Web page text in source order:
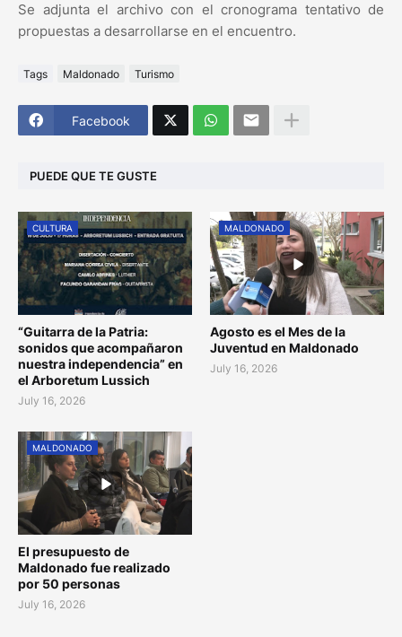
Se adjunta el archivo con el cronograma tentativo de
propuestas a desarrollarse en el encuentro.
Tags Maldonado Turismo
Facebook
PUEDE QUE TE GUSTE
CULTURA
“Guitarra de la Patria:
sonidos que acompañaron
nuestra independencia” en
el Arboretum Lussich
July 16, 2026
MALDONADO
Agosto es el Mes de la
Juventud en Maldonado
July 16, 2026
MALDONADO
El presupuesto de
Maldonado fue realizado
por 50 personas
July 16, 2026